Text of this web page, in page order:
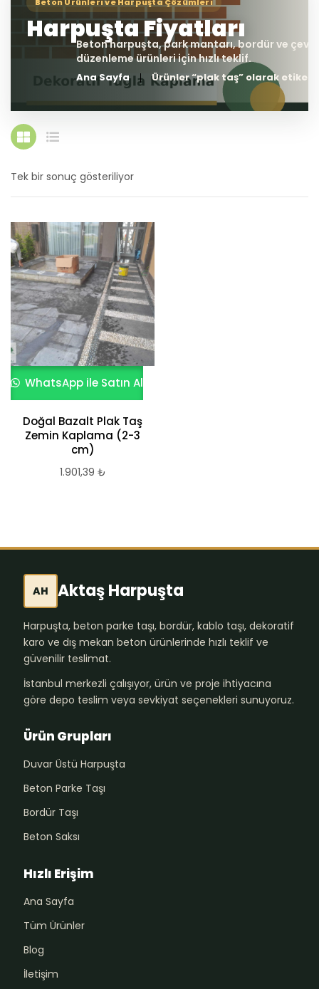
Ana Sayfa Ürünler “plak taş” olarak
Tek bir sonuç gösteriliyor
WhatsApp ile Satın Al
Doğal Bazalt Plak Taş
Zemin Kaplama (2-3
cm)
1.901,39 ₺
AH Aktaş Harpuşta
Harpuşta, beton parke taşı, bordür, kablo taşı, dekoratif
karo ve dış mekan beton ürünlerinde hızlı teklif ve
güvenilir teslimat.
İstanbul merkezli çalışıyor, ürün ve proje ihtiyacına
göre depo teslim veya sevkiyat seçenekleri sunuyoruz.
Ürün Grupları
Duvar Üstü Harpuşta
Beton Parke Taşı
Bordür Taşı
Beton Saksı
Hızlı Erişim
Ana Sayfa
Tüm Ürünler
Blog
İletişim